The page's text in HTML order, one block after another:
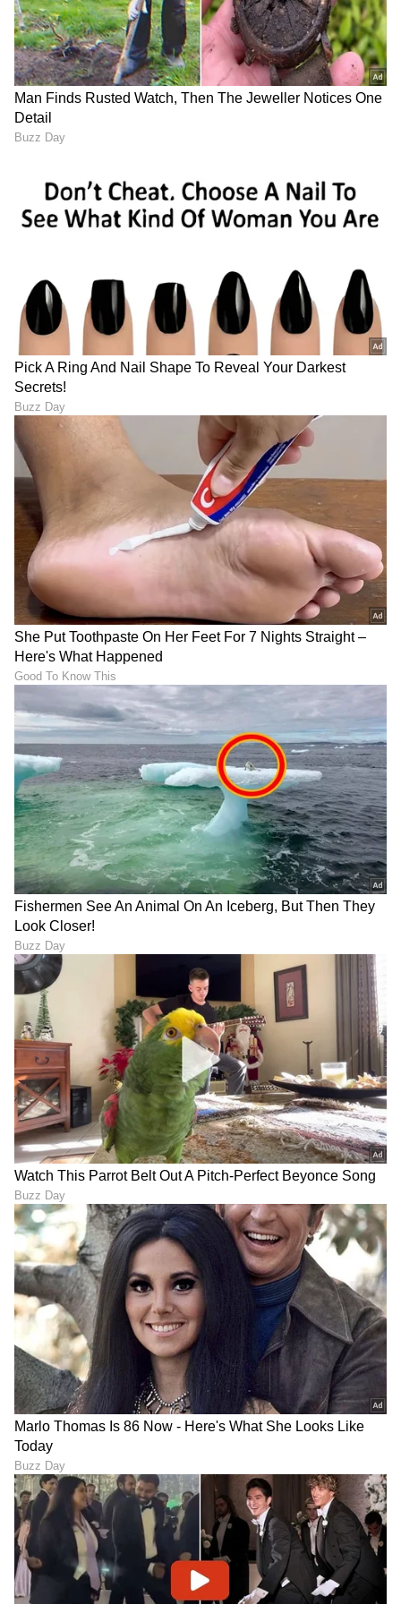
ಆರೋಗ್ಯ, ಸೌಂದರ್ಯ, ಫಿಟ್‌ನೆಸ್,ಕಿಚನ್ ಟಿಪ್ಸ್‌
ಸಂಬಂಧ,ಫ್ಯಾಷನ್,ರೆಸಿಪಿಅಪ್ಡೇಟ್‌ಗಳಿಗಾಗಿ
ಏಷ್ಯಾನೆಟ್ ಸುವರ್ಣ ನ್ಯೂಸ್‌ ಫಾಲೋ ಮಾಡಿ.
ಸಂಪೂರ್ಣ ಮಾಹಿತಿ ಒಂದೇ ಕ್ಲಿಕ್‌ನಲ್ಲಿ ಲಭ್ಯ. ಏಷ್ಯಾನೆಟ್
ಹಾಗು ಎಲ್ಲಾ ಅಪ್‌ಡೇಟ್ ಗಳನ್ನು ಪಡೆಯಿರಿ.
ABOUT THE AUTHOR
ಪೊಲೀಸ್ ಮಹಿಳೆಯರು ಮಹಿಳಾ ದಿನಾಚರಣೆ
DOWNLOAD APP
RECOMMENDED STORIES
Adjustable Ring: ಉಂಗುರದ
ಸೈಜ್ ಚಿಕ್ಕದು-ದೊಡ್ಡದು
ಮಾಡೋದು ಈಗ ಸುಲಭ: 6
ಟ್ರೆಂಡಿ ಡಿಸೈನ್‌ಗಳು ಇಲ್ಲಿವೆ!
ರಾಯಲ್ ಎಥ್ನಿಕ್ ಲುಕ್‌ಗಾಗಿ ಧರಿಸಿ
ಕೋಲ್ಹಾಪುರಿ ಕಾಲ್ಗೆಜ್ಜೆಗಳು
ಸೀರೆಯಲ್ಲಿ Slim & Tall
ಕಾಣಬೇಕೆ? ಈ ಡ್ರೇಪಿಂಗ್‌
ಮಿಸ್ಟೇಕ್ ಅವಾಯ್ಡ್ ಮಾಡಿ
ಕ್ರೇಝ್: ಕೃಷ್ಣನಿಂದ ಸ್ಫೂರ್ತಿ ಪಡೆದ
7 ಸಿಲ್ವರ್ ಜ್ಯುವೆಲ್ಲರಿ ಡಿಸೈನ್ಸ್
ನೋಡಿ
LATEST VIDEOS
"ರಾಜಕೀಯ ಬೇಡ, ಸಿನಿಮಾನೇ ಪ್ರಾಣ":
ಕನಕೋತ್ಸವದಲ್ಲಿ ರಿಷಬ್ ಶೆಟ್ಟಿ | Rishab
Shetty speech | Suvarna News
ಶೇ.50 ರಿಂದ ಶೇ.18 ಕ್ಕೆ TAX ಇಳಿಕೆ: ಮೋದಿ-
ಟ್ರಂಪ್ ಐತಿಹಾಸಿಕ ಒಪ್ಪಂದ | India US
Trade Deal | Party Rounds